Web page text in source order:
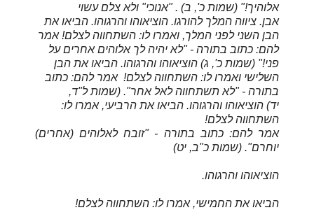
אלוהיך!" (שמות כ', ב) . "אנוכי" ולא צלם עשוי
אבן. ציווה המלך להורגו. הוציאוהו והרגוהו. הביאו את
הבן השני לפני המלך, ואמרו לו: השתחווה לצלם!אמר
להם: כתוב בתורה - "לא יהיה לך אלוהים אחרים על
פני!" (שמות כ', ג) הוציאוהו והרגוהו. הביאו את הבן
השלישי ואמרו לו: השתחווה לצלם!אמר להם: כתוב
בתורה - "לא תשתחווה לאל אחר". (שמות ל"ד,
יד) הוציאוהו והרגוהו. הביאו את הרביעי, אמרו לו:
השתחווה לצלם!
אמר להם: כתוב בתורה - "זובח לאלוהים (אחרים)
יוחרם". (שמות כ"ב, יט)
הוציאוהו והרגוהו.
הביאו את החמישי, אמרו לו: השתחווה לצלם!